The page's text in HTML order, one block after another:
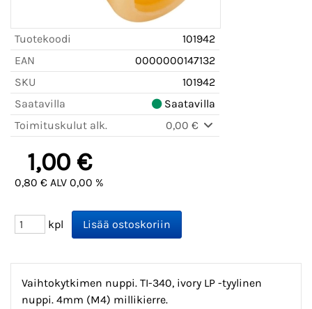
Tuotekoodi
101942
EAN
0000000147132
SKU
101942
Saatavilla
Saatavilla
Toimituskulut alk.
0,00 €
1,00 €
0,80 € ALV 0,00 %
kpl
Vaihtokytkimen nuppi. TI-340, ivory LP -tyylinen
nuppi. 4mm (M4) millikierre.